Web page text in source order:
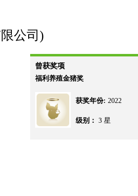
公司)
曾获奖项
福利养殖金猪奖
获奖年份: 2022
级别： 3 星